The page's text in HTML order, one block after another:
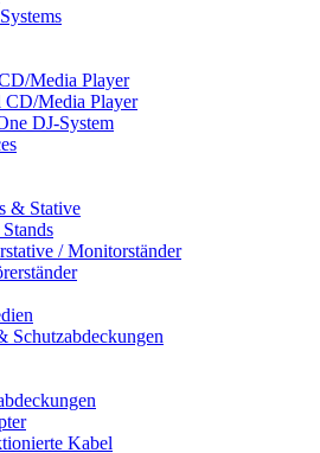
Media Player
CD/Media Player
DJ-System
& Stative
/ Monitorständer
Schutzabdeckungen
Kabel